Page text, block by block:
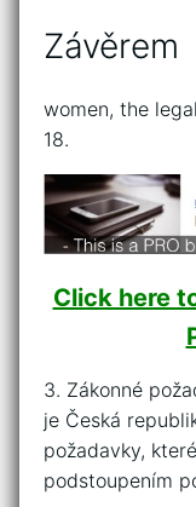
Závěrem
women, the
18.
Click here
3. Zákonné
je Česká
požadavky,
podstoupením